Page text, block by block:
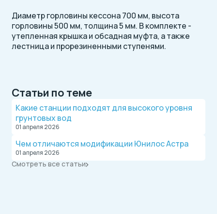
Диаметр горловины кессона 700 мм, высота
горловины 500 мм, толщина 5 мм. В комплекте -
утепленная крышка и обсадная муфта, а также
лестница и прорезиненными ступенями.
Статьи по теме
Какие станции подходят для высокого уровня
грунтовых вод
01 апреля 2026
Чем отличаются модификации Юнилос Астра
01 апреля 2026
Смотреть все статьи